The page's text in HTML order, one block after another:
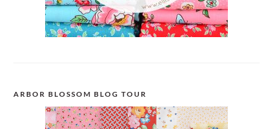
ARBOR BLOSSOM BLOG TOUR